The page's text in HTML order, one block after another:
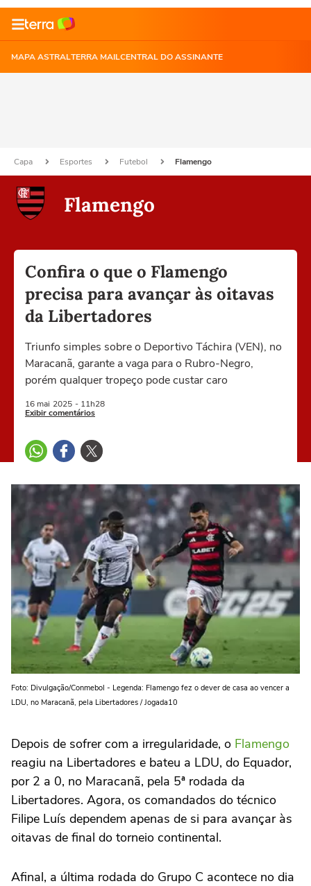
MAPA ASTRALTERRA MAILCENTRAL DO ASSINANTE
Capa Esportes Futebol Flamengo
Flamengo
Confira o que o Flamengo
precisa para avançar às oitavas
da Libertadores
Triunfo simples sobre o Deportivo Táchira (VEN), no
Maracanã, garante a vaga para o Rubro-Negro,
porém qualquer tropeço pode custar caro
16 mai 2025 - 11h28
Exibir comentários
Foto: Divulgação/Conmebol - Legenda: Flamengo fez o dever de casa ao vencer a
LDU, no Maracanã, pela Libertadores / Jogada10
Depois de sofrer com a irregularidade, o Flamengo
reagiu na Libertadores e bateu a LDU, do Equador,
por 2 a 0, no Maracanã, pela 5ª rodada da
Libertadores. Agora, os comandados do técnico
Filipe Luís dependem apenas de si para avançar às
oitavas de final do torneio continental.
Afinal, a última rodada do Grupo C acontece no dia